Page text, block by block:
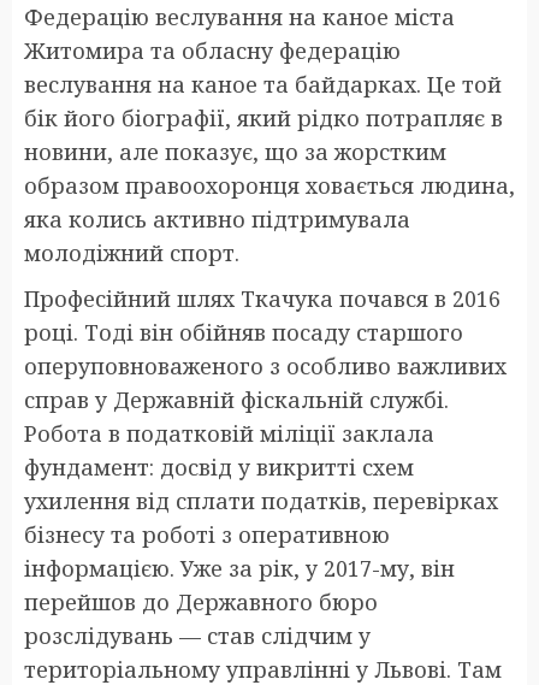
Федерацію веслування на каное міста
Житомира та обласну федерацію
веслування на каное та байдарках. Це той
бік його біографії, який рідко потрапляє в
новини, але показує, що за жорстким
образом правоохоронця ховається людина,
яка колись активно підтримувала
молодіжний спорт.
Професійний шлях Ткачука почався в 2016
році. Тоді він обійняв посаду старшого
оперуповноваженого з особливо важливих
справ у Державній фіскальній службі.
Робота в податковій міліції заклала
фундамент: досвід у викритті схем
ухилення від сплати податків, перевірках
бізнесу та роботі з оперативною
інформацією. Уже за рік, у 2017-му, він
перейшов до Державного бюро
розслідувань — став слідчим у
територіальному управлінні у Львові. Там